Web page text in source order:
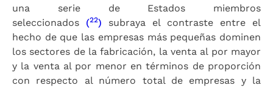
una serie de Estados miembros
seleccionados (22) subraya el contraste entre el
hecho de que las empresas más pequeñas dominen
los sectores de la fabricación, la venta al por mayor
y la venta al por menor en términos de proporción
con respecto al número total de empresas y la